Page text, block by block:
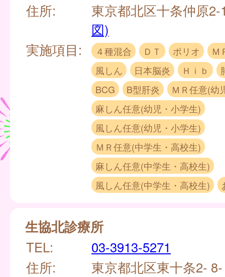
住所:
東京都北区十条仲原
図)
実施項目:
４種混合 ＤＴ ポリオ
Ｍ
風しん
日本脳炎 Ｈｉｂ
BCG
B型肝炎
ＭＲ任意(幼
麻しん任意(幼児・小学生)
風しん任意(幼児・小学生)
ＭＲ任意(中学生・高校生)
麻しん任意(中学生・高校生)
風しん任意(中学生・高校生)
生協北診療所
TEL:
03-3913-5271
住所:
東京都北区東十条2-